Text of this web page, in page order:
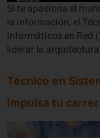
Si te apasiona el
la información, el
Informáticos en Red
liderar la
Técnico en
Impulsa tu